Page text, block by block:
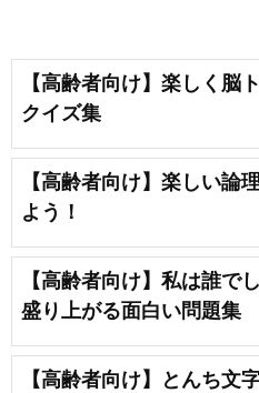
【高齢者向け】楽しく脳
クイズ集
【高齢者向け】楽しい論
よう！
【高齢者向け】私は誰で
盛り上がる面白い問題集
【高齢者向け】とんち文